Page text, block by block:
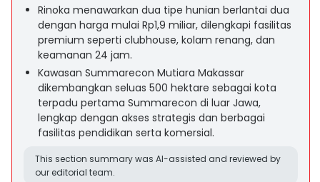
Rinoka menawarkan dua tipe hunian berlantai dua
dengan harga mulai Rp1,9 miliar, dilengkapi fasilitas
premium seperti clubhouse, kolam renang, dan
keamanan 24 jam.
Kawasan Summarecon Mutiara Makassar
dikembangkan seluas 500 hektare sebagai kota
terpadu pertama Summarecon di luar Jawa,
lengkap dengan akses strategis dan berbagai
fasilitas pendidikan serta komersial.
This section summary was AI-assisted and reviewed by
our editorial team.